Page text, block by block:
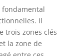
fondamental
Il
trois zones clés
la zone de